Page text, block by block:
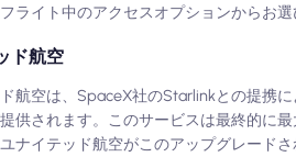
ライト中のアクセスオプションからお
ド航空
航空は、SpaceX社のStarlinkとの提携
供されます。このサービスは最終的に
ナイテッド航空がこのアップグレード